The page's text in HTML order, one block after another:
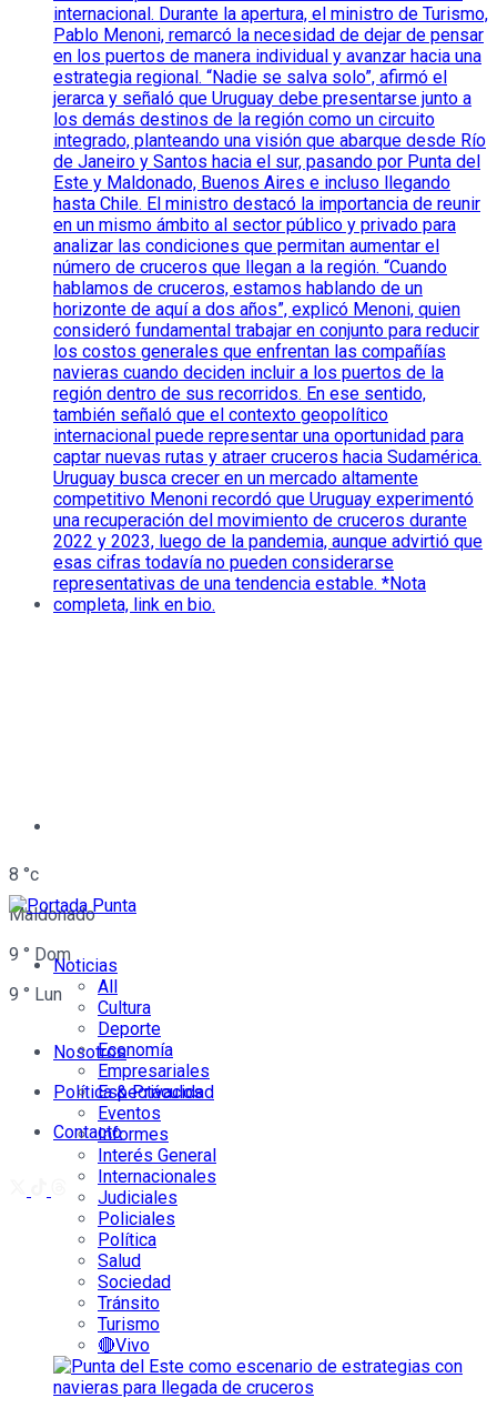
8 °c
Maldonado
9 ° Dom
9 ° Lun
Nosotros
Política & Privacidad
Contacto
Noticias
All
Cultura
Deporte
Economía
Empresariales
Espectáculos
Eventos
Informes
Interés General
Internacionales
Judiciales
Policiales
Política
Salud
Sociedad
Tránsito
Turismo
🔴Vivo